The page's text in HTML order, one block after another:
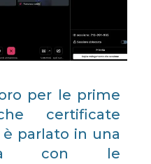
per le prime
certificate
parlato in una
con le